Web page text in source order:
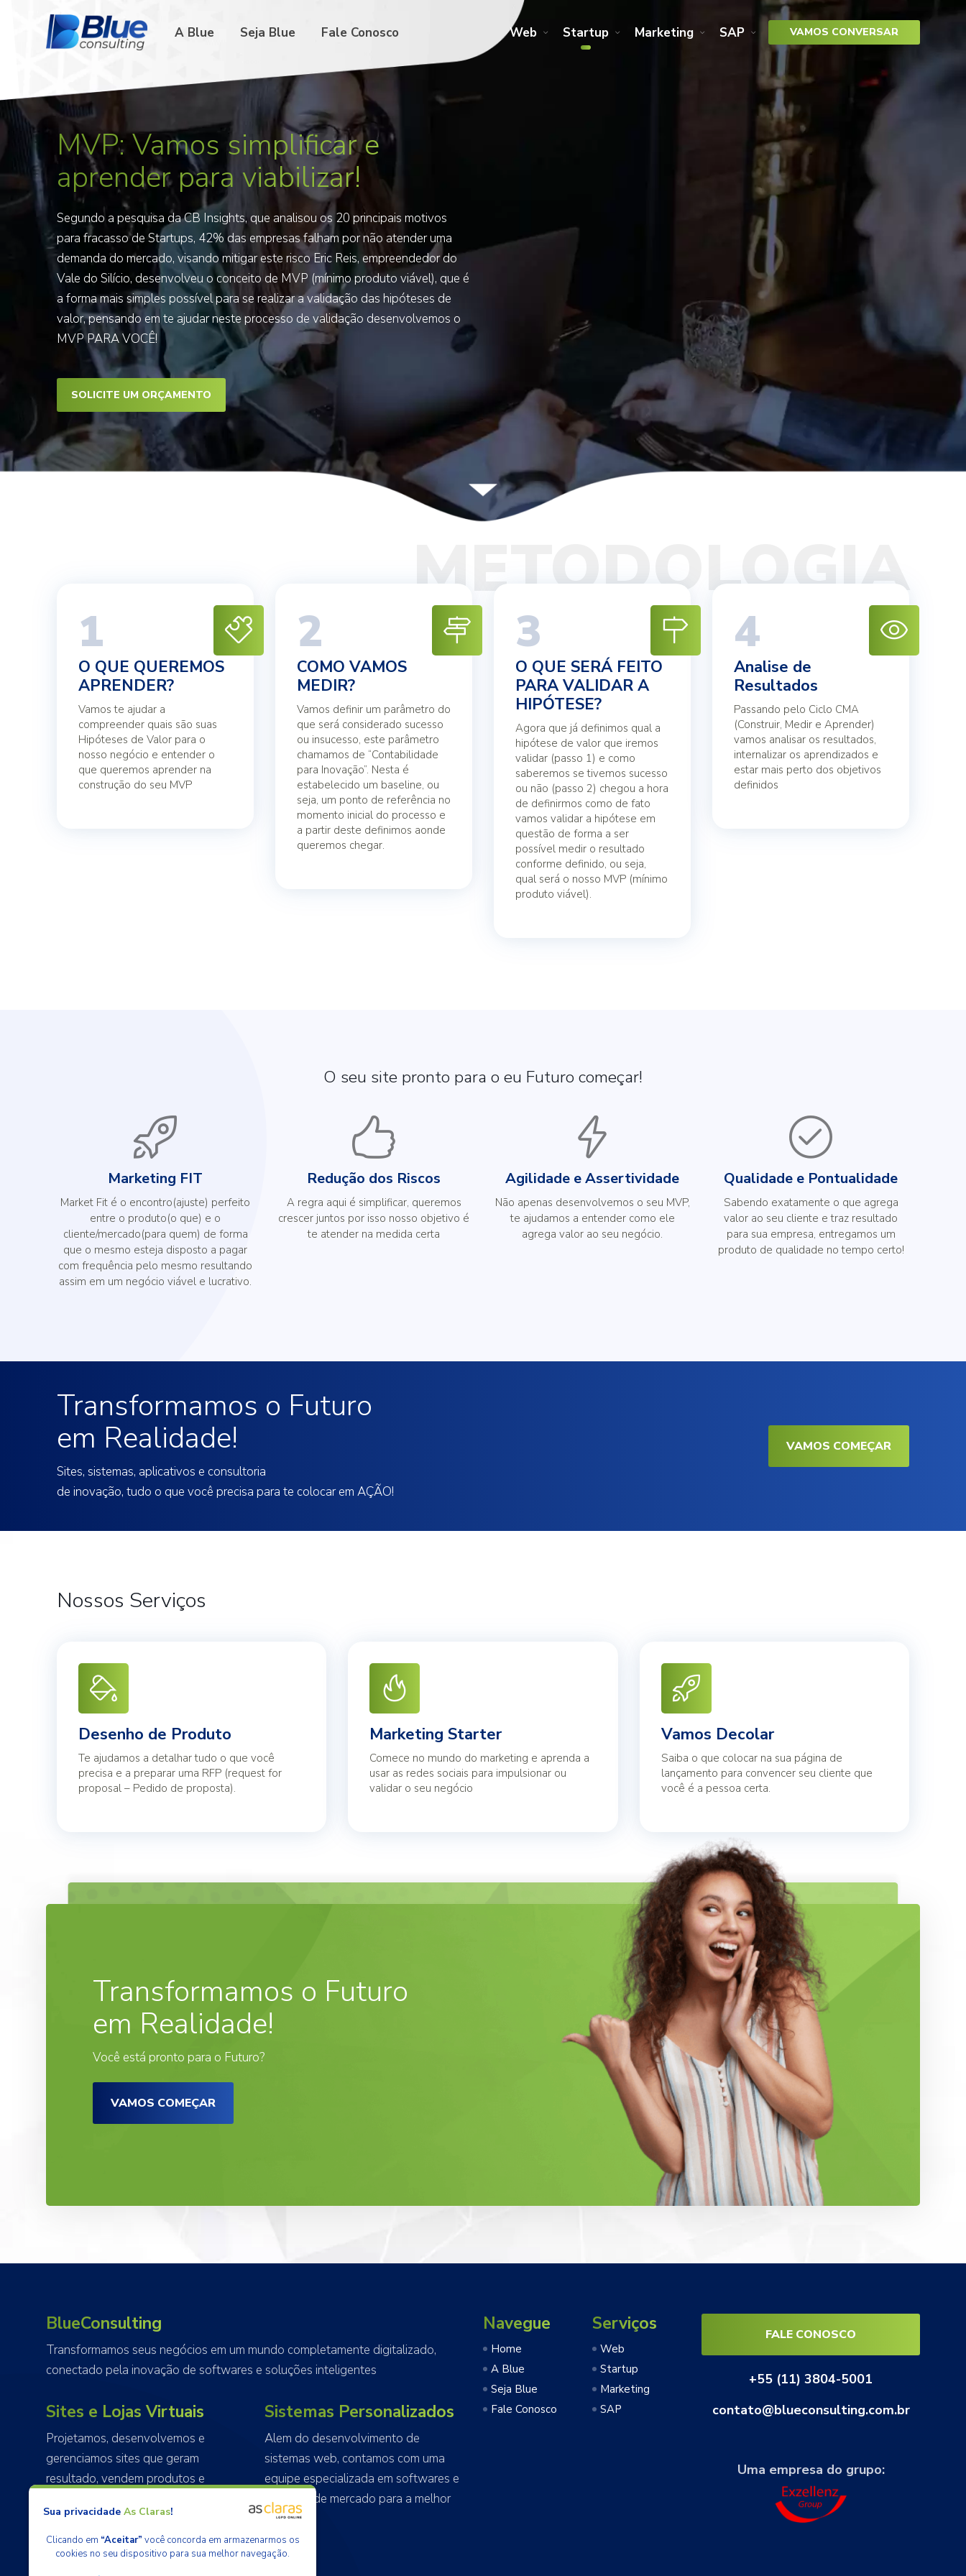
A Blue Seja Blue Fale Conosco Web Startup Marketing SAP VAMOS CONVERSAR
MVP: Vamos simplificar e
aprender para viabilizar!
Segundo a pesquisa da CB Insights, que analisou os 20 principais motivos
para fracasso de Startups, 42% das empresas falham por não atender uma
demanda do mercado, visando mitigar este risco Eric Reis, empreendedor do
Vale do Silício, desenvolveu o conceito de MVP (mínimo produto viável), que é
a forma mais simples possível para se realizar a validação das hipóteses de
valor, pensando em te ajudar neste processo de validação desenvolvemos o
MVP PARA VOCÊ!
SOLICITE UM ORÇAMENTO
O QUE QUEREMOS
APRENDER?
Vamos te ajudar a
compreender quais são suas
Hipóteses de Valor para o
nosso negócio e entender o
que queremos aprender na
construção do seu MVP
COMO VAMOS
MEDIR?
Vamos definir um parâmetro do
que será considerado sucesso
ou insucesso, este parâmetro
chamamos de “Contabilidade
para Inovação”. Nesta é
estabelecido um baseline, ou
seja, um ponto de referência no
momento inicial do processo e
a partir deste definimos aonde
queremos chegar.
O QUE SERÁ FEITO
PARA VALIDAR A
HIPÓTESE?
Agora que já definimos qual a
hipótese de valor que iremos
validar (passo 1) e como
saberemos se tivemos sucesso
ou não (passo 2) chegou a hora
de definirmos como de fato
vamos validar a hipótese em
questão de forma a ser
possível medir o resultado
conforme definido, ou seja,
qual será o nosso MVP (mínimo
produto viável).
Analise de
Resultados
Passando pelo Ciclo CMA
(Construir, Medir e Aprender)
vamos analisar os resultados,
internalizar os aprendizados e
estar mais perto dos objetivos
definidos
O seu site pronto para o eu Futuro começar!
Marketing FIT
Market Fit é o encontro(ajuste) perfeito
entre o produto(o que) e o
cliente/mercado(para quem) de forma
que o mesmo esteja disposto a pagar
com frequência pelo mesmo resultando
assim em um negócio viável e lucrativo.
Redução dos Riscos
A regra aqui é simplificar, queremos
crescer juntos por isso nosso objetivo é
te atender na medida certa
Agilidade e Assertividade
Não apenas desenvolvemos o seu MVP,
te ajudamos a entender como ele
agrega valor ao seu negócio.
Qualidade e Pontualidade
Sabendo exatamente o que agrega
valor ao seu cliente e traz resultado
para sua empresa, entregamos um
produto de qualidade no tempo certo!
Transformamos o Futuro
em Realidade!
Sites, sistemas, aplicativos e consultoria
de inovação, tudo o que você precisa para te colocar em AÇÃO!
VAMOS COMEÇAR
Nossos Serviços
Desenho de Produto
Te ajudamos a detalhar tudo o que você
precisa e a preparar uma RFP (request for
proposal – Pedido de proposta).
Marketing Starter
Comece no mundo do marketing e aprenda a
usar as redes sociais para impulsionar ou
validar o seu negócio
Vamos Decolar
Saiba o que colocar na sua página de
lançamento para convencer seu cliente que
você é a pessoa certa.
Transformamos o Futuro
em Realidade!
Você está pronto para o Futuro?
VAMOS COMEÇAR
BlueConsulting
Transformamos seus negócios em um mundo completamente digitalizado,
conectado pela inovação de softwares e soluções inteligentes
Sites e Lojas Virtuais
Projetamos, desenvolvemos e
gerenciamos sites que geram
resultado, vendem produtos e
Sistemas Personalizados
Alem do desenvolvimento de
sistemas web, contamos com uma
equipe especializada em softwares e
sistemas de mercado para a melhor
entrega.
Navegue
Home
A Blue
Seja Blue
Fale Conosco
Serviços
Web
Startup
Marketing
SAP
FALE CONOSCO
+55 (11) 3804-5001
contato@blueconsulting.com.br
Uma empresa do grupo:
Sua privacidade As Claras!
Clicando em “Aceitar” você concorda em armazenarmos os
cookies no seu dispositivo para sua melhor navegação.